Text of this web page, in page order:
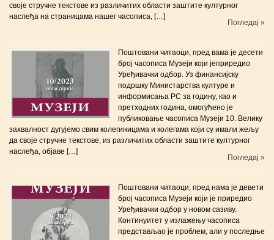
своје стручне текстове из различитих области заштите културног
наслеђа на страницама нашег часописа, […]
Погледај »
Поштовани читаоци, пред вама је десети
број часописа Музеји који јеприредиo
Уређивачки одбор. Уз финансијску
подршку Министарства културе и
информисања РС за годину, као и
претходних година, омогућено је
публиковање часописа Музеји 10. Велику
захвалност дугујемо свим колегиницама и колегама који су имали жељу
да своје стручне текстове, из различитих области заштите културног
наслеђа, објаве […]
Погледај »
Поштовани читаоци, пред нама је девети
број часописа Музеји који је приредиo
Уређивачки одбор у новом сазиву.
Континуитет у излажењу часописа
представљао је проблем, али у последње